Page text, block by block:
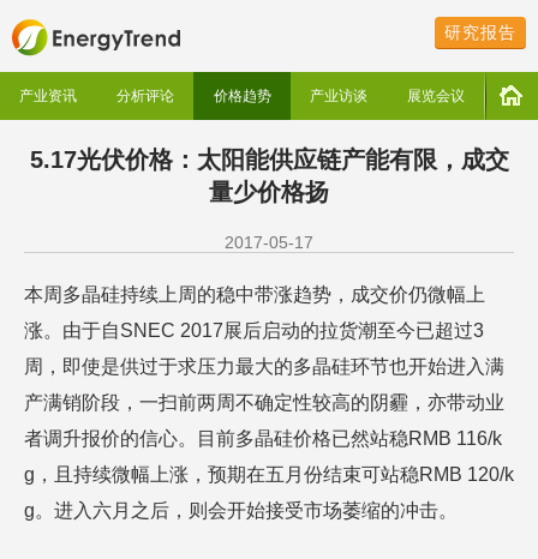
研究报告
产业资讯 分析评论 价格趋势 产业访谈 展览会议
5.17光伏价格：太阳能供应链产能有限，成交
量少价格扬
2017-05-17
本周多晶硅持续上周的稳中带涨趋势，成交价仍微幅上
涨。由于自SNEC 2017展后启动的拉货潮至今已超过3
周，即使是供过于求压力最大的多晶硅环节也开始进入满
产满销阶段，一扫前两周不确定性较高的阴霾，亦带动业
者调升报价的信心。目前多晶硅价格已然站稳RMB 116/k
g，且持续微幅上涨，预期在五月份结束可站稳RMB 120/k
g。进入六月之后，则会开始接受市场萎缩的冲击。